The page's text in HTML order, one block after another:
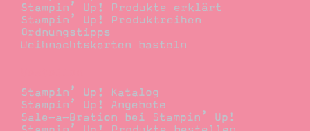
Stampin’ Up! Produkte erklärt
Stampin’ Up! Produktreihen
Ordnungstipps
Weihnachtskarten basteln
Stampin’ Up! Katalog
Stampin’ Up! Angebote
Sale-a-Bration bei Stampin’ Up!